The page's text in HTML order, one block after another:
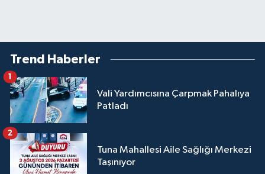
Trend Haberler
Vali Yardımcısına Çarpmak Pahalıya
Patladı
1
Tuna Mahallesi Aile Sağlığı Merkezi
Taşınıyor
2